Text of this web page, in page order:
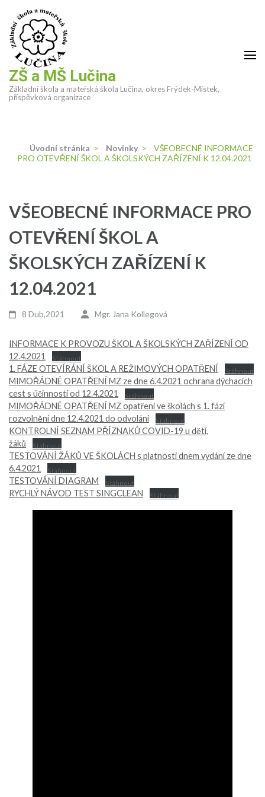
Přeskočit
obsah
(stiskněte
Enter)
ZŠ a MŠ Lučina
Základní škola a mateřská škola Lučina, okres Frýdek-Místek,
příspěvková organizace
Úvodní stránka > Novinky >
VŠEOBECNÉ INFORMACE
PRO OTEVŘENÍ ŠKOL A ŠKOLSKÝCH ZAŘÍZENÍ K 12.04.2021
VŠEOBECNÉ INFORMACE PRO
OTEVŘENÍ ŠKOL A
ŠKOLSKÝCH ZAŘÍZENÍ K
12.04.2021
8 Dub,2021 Mgr. Jana Kollegová
INFORMACE K PROVOZU ŠKOL A ŠKOLSKÝCH ZAŘÍZENÍ OD
12.4.2021
Stáhnout
1. FÁZE OTEVÍRÁNÍ ŠKOL A REŽIMOVÝCH OPATŘENÍ Stáhnout
MIMOŘÁDNÉ OPATŘENÍ MZ ze dne 6.4.2021 ochrana dýchacích
cest s účinností od 12.4.2021
Stáhnout
MIMOŘÁDNÉ OPATŘENÍ MZ opatřeni ve školách s 1. fází
rozvolnění dne 12.4.2021 do odvolání
Stáhnout
KONTROLNÍ SEZNAM PŘÍZNAKŮ COVID-19 u dětí,
žáků
Stáhnout
TESTOVÁNÍ ŽÁKŮ VE ŠKOLÁCH s platnosti dnem vydání ze dne
6.4.2021
Stáhnout
TESTOVÁNÍ DIAGRAM Stáhnout
RYCHLÝ NÁVOD TEST SINGCLEAN Stáhnout